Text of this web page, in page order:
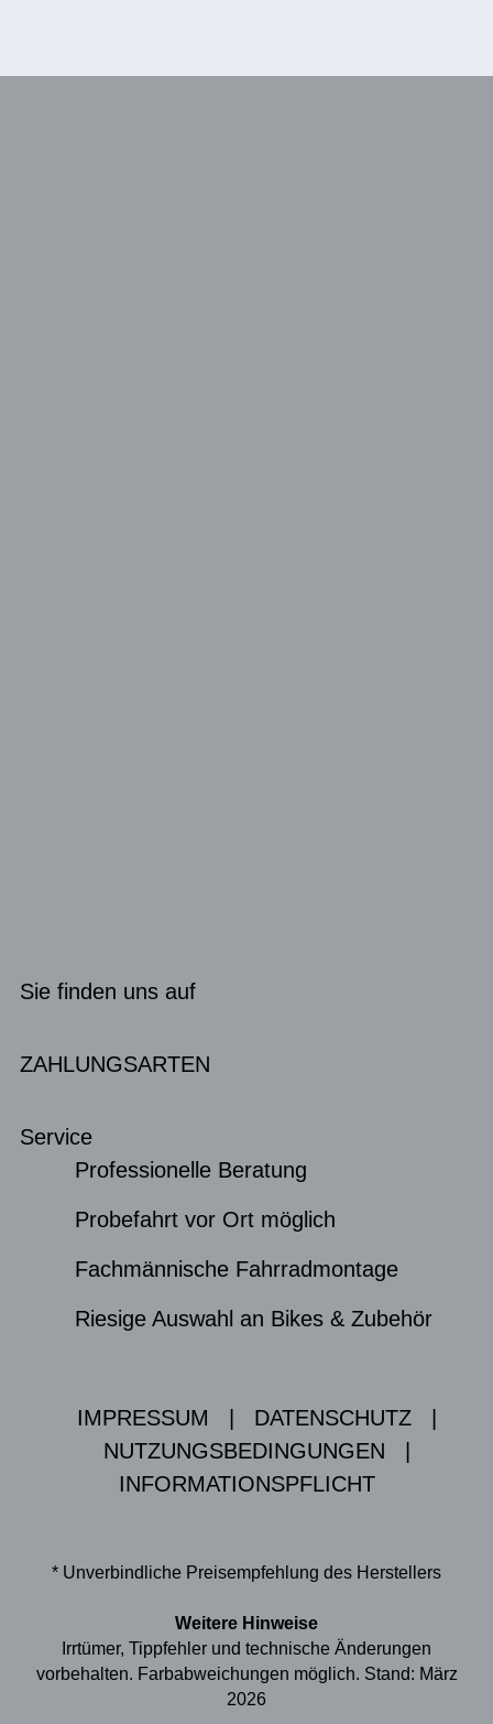
Sie finden uns auf
ZAHLUNGSARTEN
Service
Professionelle Beratung
Probefahrt vor Ort möglich
Fachmännische Fahrradmontage
Riesige Auswahl an Bikes & Zubehör
IMPRESSUM DATENSCHUTZ
NUTZUNGSBEDINGUNGEN
INFORMATIONSPFLICHT
* Unverbindliche Preisempfehlung des Herstellers
Weitere Hinweise
Irrtümer, Tippfehler und technische Änderungen
vorbehalten. Farbabweichungen möglich. Stand: März
2026